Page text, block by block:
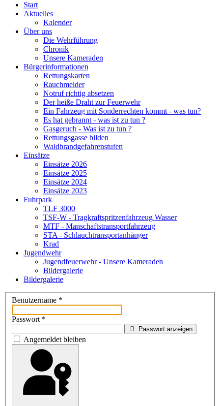
Start
Aktuelles
Kalender
Über uns
Die Wehrführung
Chronik
Unsere Kameraden
Bürgerinformationen
Rettungskarten
Rauchmelder
Notruf richtig absetzen
Der heiße Draht zur Feuerwehr
Ein Fahrzeug mit Sonderrechten kommt - was tun?
Es hat gebrannt - was ist zu tun ?
Gasgeruch - Was ist zu tun ?
Rettungsgasse bilden
Waldbrandgefahrenstufen
Einsätze
Einsätze 2026
Einsätze 2025
Einsätze 2024
Einsätze 2023
Fuhrpark
TLF 3000
TSF-W - Tragkraftspritzenfahrzeug Wasser
MTF - Manschaftstransportfahrzeug
STA - Schlauchtransportanhänger
Krad
Jugendwehr
Jugendfeuerwehr - Unsere Kameraden
Bildergalerie
Bildergalerie
Benutzername *
Passwort *
Passwort anzeigen
Angemeldet bleiben